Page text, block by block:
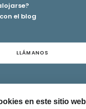
el blog
LLÁMANOS
en este sitio web